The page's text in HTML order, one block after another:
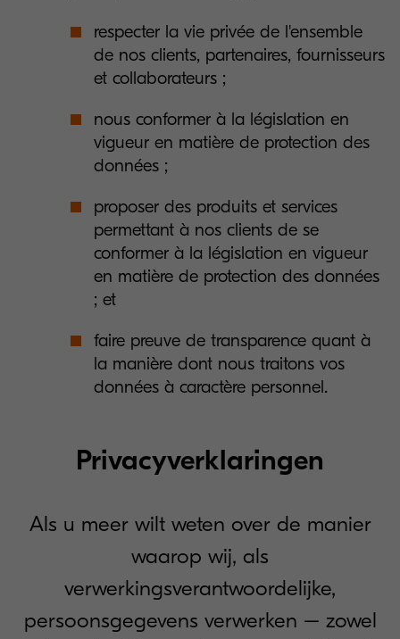
respecter la vie privée de l'ensemble
de nos clients, partenaires, fournisseurs
et collaborateurs ;
nous conformer à la législation en
vigueur en matière de protection des
données ;
proposer des produits et services
permettant à nos clients de se
conformer à la législation en vigueur
en matière de protection des données
; et
faire preuve de transparence quant à
la manière dont nous traitons vos
données à caractère personnel.
Privacyverklaringen
Als u meer wilt weten over de manier
waarop wij, als
verwerkingsverantwoordelijke,
persoonsgegevens verwerken – zowel